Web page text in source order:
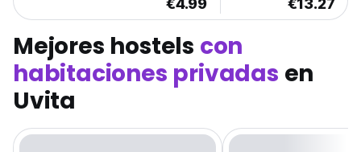
€4.99 €13.27
Mejores hostels con
habitaciones privadas en
Uvita